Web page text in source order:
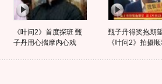
《叶问2》首度探班 甄
子丹用心揣摩内心戏
甄子丹得奖抱期
《叶问2》拍摄